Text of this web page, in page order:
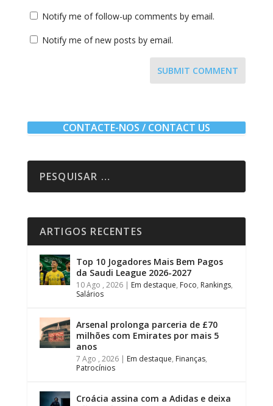
Notify me of follow-up comments by email.
Notify me of new posts by email.
SUBMIT COMMENT
CONTACTE-NOS / CONTACT US
ARTIGOS RECENTES
Top 10 Jogadores Mais Bem Pagos
da Saudi League 2026-2027
10 Ago , 2026| Em destaque, Foco, Rankings,
Salários
Arsenal prolonga parceria de £70
milhões com Emirates por mais 5
anos
7 Ago , 2026| Em destaque, Finanças,
Patrocínios
Croácia assina com a Adidas e deixa